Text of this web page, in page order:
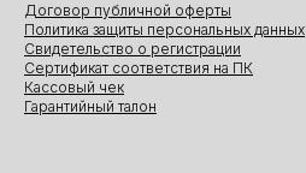
Договор публичной оферты
Политика защиты персональных данных
Свидетельство о регистрации
Сертификат соответствия на ПК
Кассовый чек
Гарантийный талон